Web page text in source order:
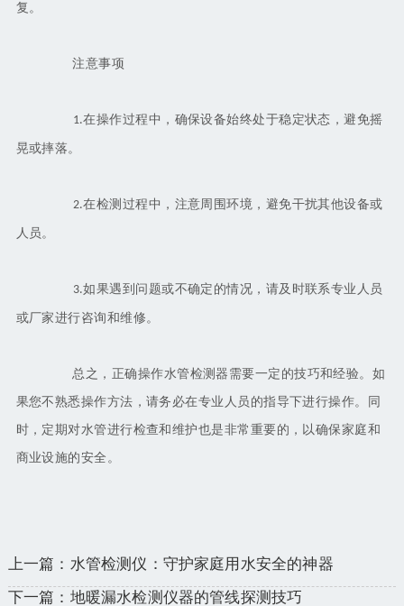
复。
注意事项
1.在操作过程中，确保设备始终处于稳定状态，避免摇
晃或摔落。
2.在检测过程中，注意周围环境，避免干扰其他设备或
人员。
3.如果遇到问题或不确定的情况，请及时联系专业人员
或厂家进行咨询和维修。
总之，正确操作水管检测器需要一定的技巧和经验。如
果您不熟悉操作方法，请务必在专业人员的指导下进行操作。同
时，定期对水管进行检查和维护也是非常重要的，以确保家庭和
商业设施的安全。
上一篇：水管检测仪：守护家庭用水安全的神器
下一篇：地暖漏水检测仪器的管线探测技巧